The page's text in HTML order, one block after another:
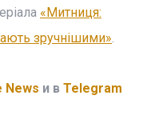
«Митниця:
зручнішими».
News и в Telegram